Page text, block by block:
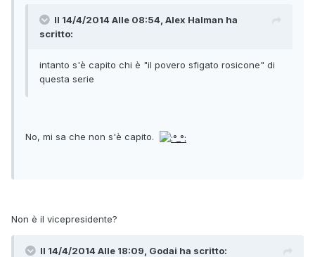
Il 14/4/2014 Alle 08:54, Alex Halman ha
scritto:
intanto s'è capito chi è "il povero sfigato rosicone" di
questa serie
No, mi sa che non s'è capito.
Non è il vicepresidente?
Il 14/4/2014 Alle 18:09, Godai ha scritto: